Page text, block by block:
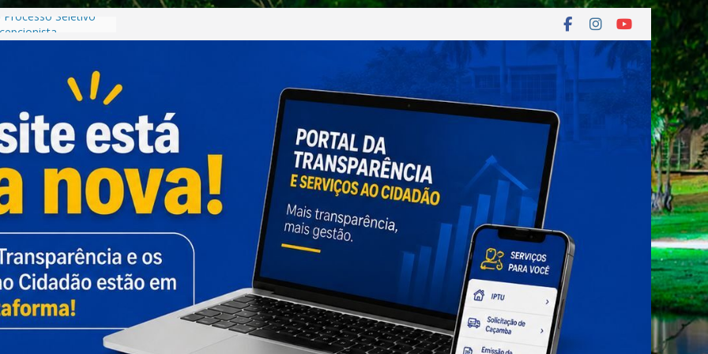
Seletivo
de Planura-
de Vaga